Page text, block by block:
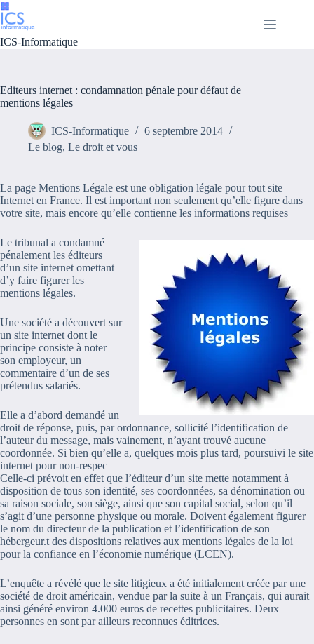
Passer
au
contenu
ICS-Informatique
Editeurs internet : condamnation pénale pour défaut de
mentions légales
ICS-Informatique
6 septembre 2014
Le blog, Le droit et vous
La page Mentions Légale est une obligation légale pour tout site
Internet en France. Il est important non seulement qu’elle figure dans
votre site, mais encore qu’elle contienne les informations requises
Le tribunal a condamné
pénalement les éditeurs
d’un site internet omettant
d’y faire figurer les
mentions légales.
Une société a découvert sur
un site internet dont le
principe consiste à noter
son employeur, un
commentaire d’un de ses
prétendus salariés.
Elle a d’abord demandé un
droit de réponse, puis, par ordonnance, sollicité l’identification de
l’auteur du message, mais vainement, n’ayant trouvé aucune
coordonnée. Si bien qu’elle a, quelques mois plus tard, poursuivi le site
internet pour non-respec
Celle-ci prévoit en effet que l’éditeur d’un site mette notamment à
disposition de tous son identité, ses coordonnées, sa dénomination ou
sa raison sociale, son siège, ainsi que son capital social, selon qu’il
s’agit d’une personne physique ou morale. Doivent également figurer
le nom du directeur de la publication et l’identification de son
hébergeur.t des dispositions relatives aux mentions légales de la loi
pour la confiance en l’économie numérique (LCEN).
L’enquête a révélé que le site litigieux a été initialement créée par une
société de droit américain, vendue par la suite à un Français, qui aurait
ainsi généré environ 4.000 euros de recettes publicitaires. Deux
personnes en sont par ailleurs reconnues éditrices.